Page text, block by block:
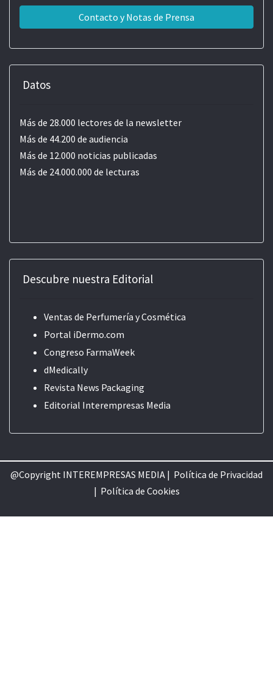
Contacto y Notas de Prensa
Datos
Más de 28.000 lectores de la newsletter
Más de 44.200 de audiencia
Más de 12.000 noticias publicadas
Más de 24.000.000 de lecturas
Descubre nuestra Editorial
Ventas de Perfumería y Cosmética
Portal iDermo.com
Congreso FarmaWeek
dMedically
Revista News Packaging
Editorial Interempresas Media
@Copyright INTEREMPRESAS MEDIA | Política de Privacidad
| Política de Cookies